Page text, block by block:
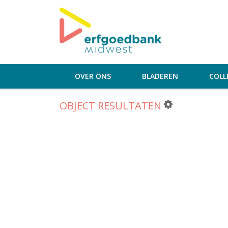
OVER ONS BLADEREN
OBJECT RESULTATEN